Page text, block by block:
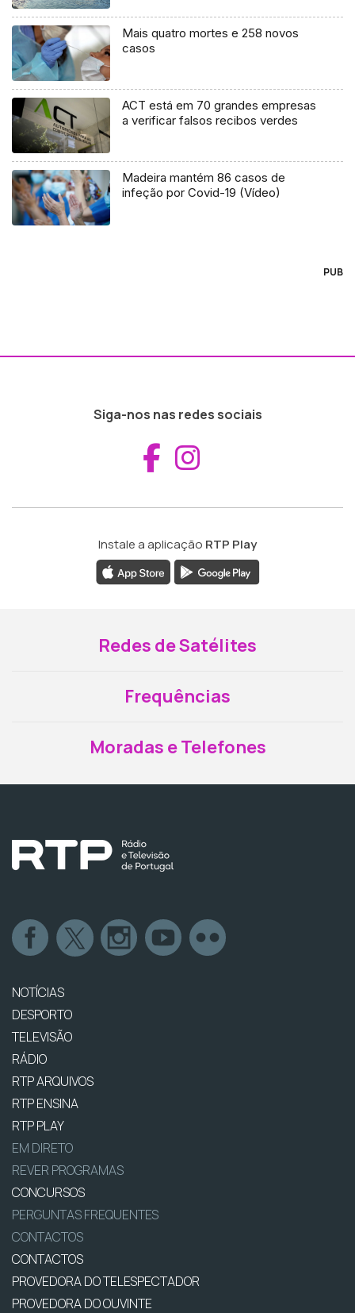
Mais quatro mortes e 258 novos
casos
ACT está em 70 grandes empresas
a verificar falsos recibos verdes
Madeira mantém 86 casos de
infeção por Covid-19 (Vídeo)
PUB
Siga-nos nas redes sociais
Aceder ao
Instale a aplicação RTP Play
Redes de Satélites
Frequências
Moradas e Telefones
NOTÍCIAS
DESPORTO
TELEVISÃO
RÁDIO
RTP ARQUIVOS
RTP ENSINA
RTP PLAY
EM DIRETO
REVER PROGRAMAS
CONCURSOS
PERGUNTAS FREQUENTES
CONTACTOS
CONTACTOS
PROVEDORA DO TELESPECTADOR
PROVEDORA DO OUVINTE